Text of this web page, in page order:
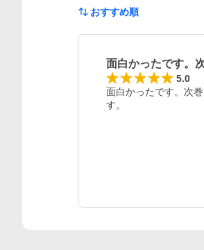
おすすめ順
面白かったです。
5.0
面白かったです。次
す。